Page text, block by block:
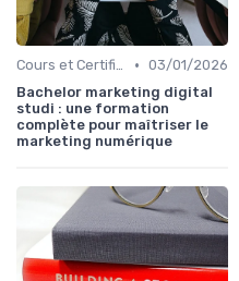
Cours et Certifications en Marketing Digital • 03/01/2026
Bachelor marketing digital
studi : une formation
complète pour maîtriser le
marketing numérique